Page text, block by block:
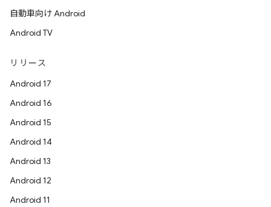
自動車向け Android
Android TV
リリース
Android 17
Android 16
Android 15
Android 14
Android 13
Android 12
Android 11